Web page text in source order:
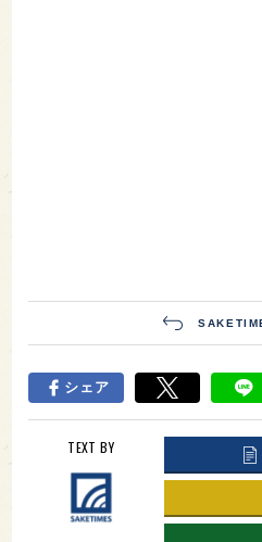
シェア
TEXT BY